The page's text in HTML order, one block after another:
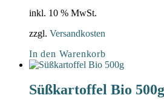
inkl. 10 % MwSt.
zzgl. Versandkosten
In den Warenkorb
Süßkartoffel Bio 500g